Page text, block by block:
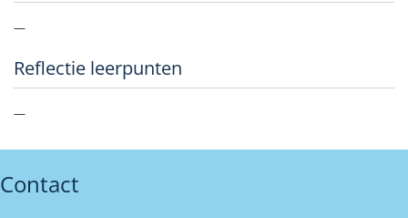
—
Reflectie leerpunten
—
Contact